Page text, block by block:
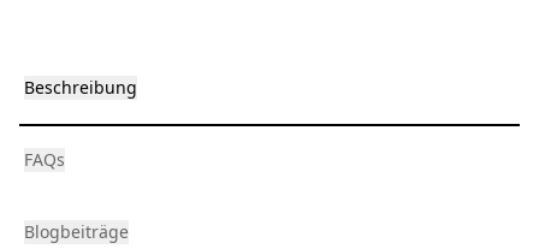
Beschreibung
FAQs
Blogbeiträge